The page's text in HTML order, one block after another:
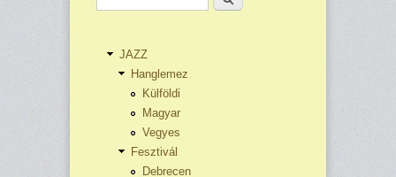
JAZZ
Hanglemez
Külföldi
Magyar
Vegyes
Fesztivál
Debrecen